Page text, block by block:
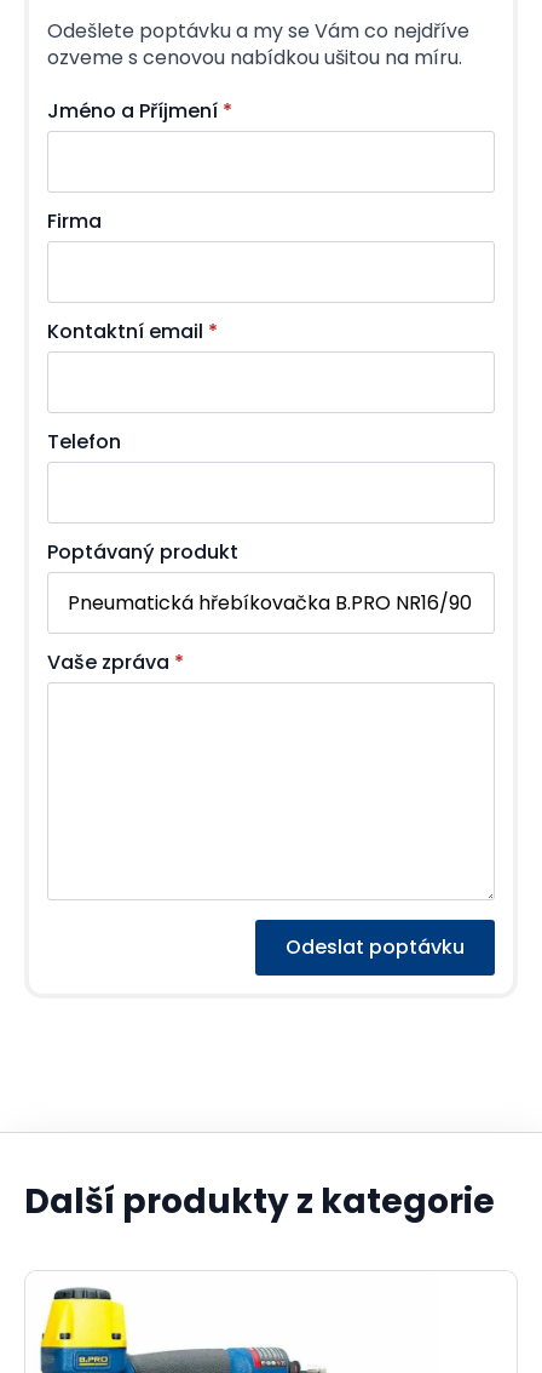
Odešlete poptávku a my se Vám co nejdříve
ozveme s cenovou nabídkou ušitou na míru.
Jméno a Příjmení *
Firma
Kontaktní email *
Telefon
Poptávaný produkt
Vaše zpráva *
Odeslat poptávku
Další produkty z kategorie